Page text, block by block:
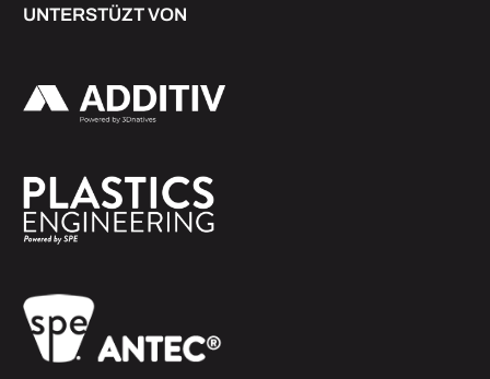
UNTERSTÜZT VON